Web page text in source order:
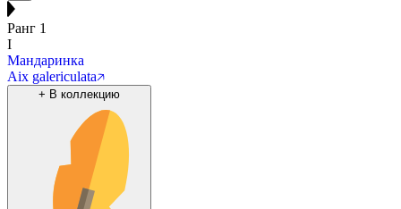
Ранг 1
I
Мандаринка
Aix galericulata
+ В коллекцию